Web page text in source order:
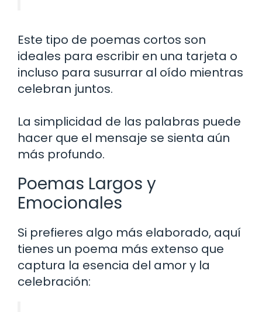
Este tipo de poemas cortos son
ideales para escribir en una tarjeta o
incluso para susurrar al oído mientras
celebran juntos.
La simplicidad de las palabras puede
hacer que el mensaje se sienta aún
más profundo.
Poemas Largos y
Emocionales
Si prefieres algo más elaborado, aquí
tienes un poema más extenso que
captura la esencia del amor y la
celebración: